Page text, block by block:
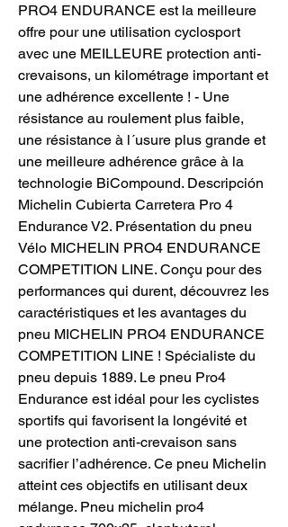
PRO4 ENDURANCE est la meilleure
offre pour une utilisation cyclosport
avec une MEILLEURE protection anti-
crevaisons, un kilométrage important et
une adhérence excellente ! - Une
résistance au roulement plus faible,
une résistance à l´usure plus grande et
une meilleure adhérence grâce à la
technologie BiCompound. Descripción
Michelin Cubierta Carretera Pro 4
Endurance V2. Présentation du pneu
Vélo MICHELIN PRO4 ENDURANCE
COMPETITION LINE. Conçu pour des
performances qui durent, découvrez les
caractéristiques et les avantages du
pneu MICHELIN PRO4 ENDURANCE
COMPETITION LINE ! Spécialiste du
pneu depuis 1889. Le pneu Pro4
Endurance est idéal pour les cyclistes
sportifs qui favorisent la longévité et
une protection anti-crevaison sans
sacrifier l’adhérence. Ce pneu Michelin
atteint ces objectifs en utilisant deux
mélange. Pneu michelin pro4